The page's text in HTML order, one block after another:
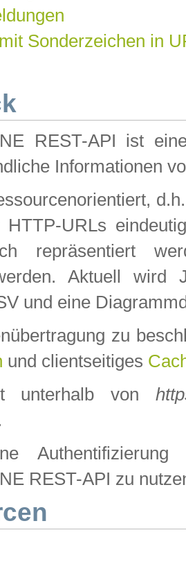
Sonderzeichen in
REST-API ist
Informationen
URLs
repräsentiert
Aktuell wird
und eine
zu
und clientseitiges
unterhalb von
REST-API zu